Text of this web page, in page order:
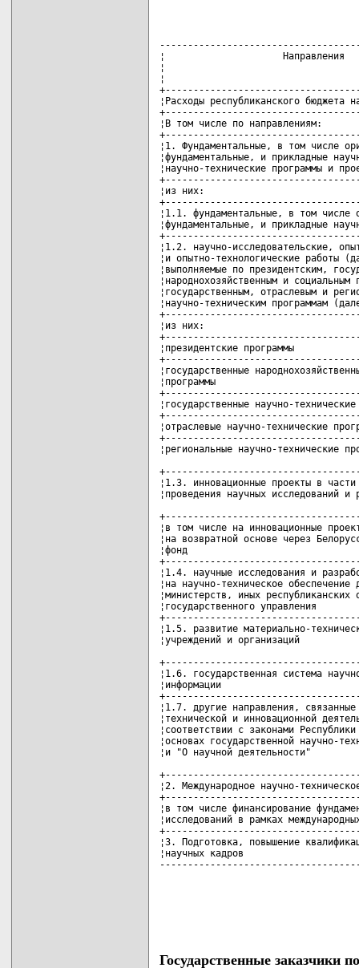
¦
¦
¦
¦Расходы республиканского
¦В том числе по
¦1. Фундаментальные, в том числе
¦фундаментальные, и прикладные
¦научно-технические
¦из них:
¦1.1. фундаментальные, в том
¦фундаментальные, и прикладные
¦1.2. научно-исследовательские,
¦и опытно-технологические
¦выполняемые по
¦народнохозяйственным и
¦государственным, отраслевым
¦научно-техническим
¦из них:
¦президентские программы
¦государственные
¦программы
¦государственные научно-
¦отраслевые научно-
¦региональные научно-
¦1.3. инновационные проекты в
¦проведения научных
¦в том числе на инновационные
¦на возвратной основе через
¦фонд
¦1.4. научные исследования и
¦на научно-техническое
¦министерств, иных
¦государственного
¦1.5. развитие материально-
¦учреждений и
¦1.6. государственная система
¦информации
¦1.7. другие направления,
¦технической и инновационной
¦соответствии с законами
¦основах государственной
¦и "О научной
¦2. Международное научно-
¦в том числе финансирование
¦исследований в рамках
¦3. Подготовка, повышение
¦научных кадров
Государственные заказчики